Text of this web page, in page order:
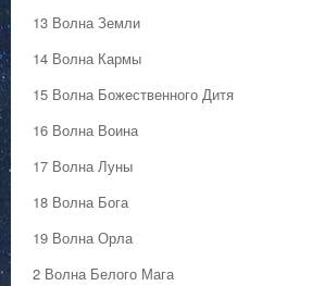
13 Волна Земли
14 Волна Кармы
15 Волна Божественного Дитя
16 Волна Воина
17 Волна Луны
18 Волна Бога
19 Волна Орла
2 Волна Белого Мага